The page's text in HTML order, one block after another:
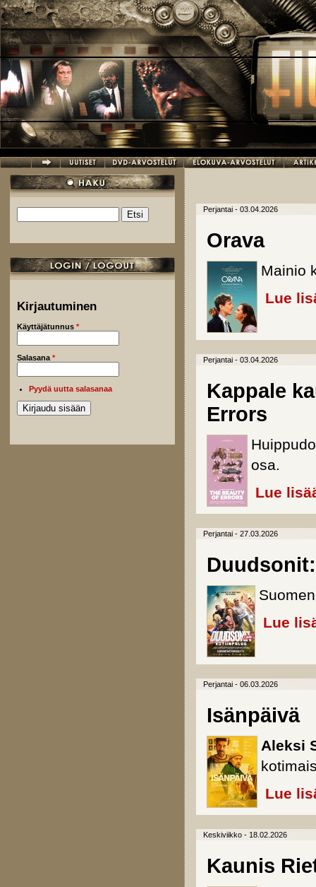
Hyppää pääsisältöön
Hakulomake
Kirjautuminen
Käyttäjätunnus *
Salasana *
Pyydä uutta salasanaa
Perjantai - 03.04.2026
Orava
Mainio
Lue
Perjantai - 03.04.2026
Kappale
Errors
osa.
Lue
Perjantai - 27.03.2026
Lue
Perjantai - 06.03.2026
Isänpäivä
Aleksi
Lue
Keskiviikko - 18.02.2026
Kaunis